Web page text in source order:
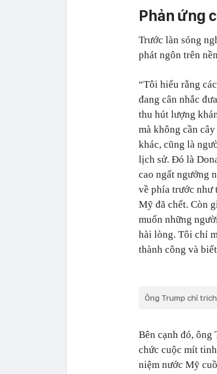
Phản ứng
Trước làn sóng
phát ngôn trên
“Tôi hiểu rằng
đang cân nhắc
thu hút lượng
mà không cần
khác, cũng là
lịch sử. Đó là
cao ngất ngưởng
về phía trước như
Mỹ đã chết. Còn
muốn những
hài lòng. Tôi chỉ
thành công và
Ông Trump chỉ
Bên cạnh đó, ông
chức cuộc mít
niệm nước Mỹ